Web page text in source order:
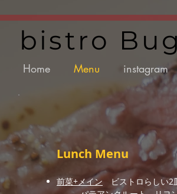
bistro
Home Menu instagram
LunchMenu
前菜+メイン ビストロらしい